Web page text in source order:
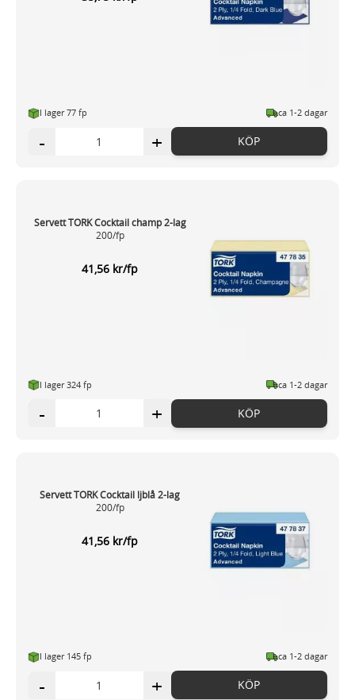
I lager 77 fp ca 1-2 dagar
- + KÖP
Servett TORK Cocktail champ 2-lag
200/fp
41,56 kr/fp
I lager 324 fp ca 1-2 dagar
- + KÖP
Servett TORK Cocktail ljblå 2-lag
200/fp
41,56 kr/fp
I lager 145 fp ca 1-2 dagar
- + KÖP